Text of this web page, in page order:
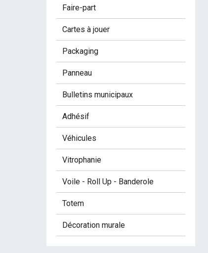
Faire-part
Cartes à jouer
Packaging
Panneau
Bulletins municipaux
Adhésif
Véhicules
Vitrophanie
Voile - Roll Up - Banderole
Totem
Décoration murale